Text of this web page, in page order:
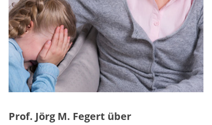
Prof. Jörg M. Fegert über